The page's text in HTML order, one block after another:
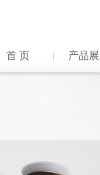
首 页 产品